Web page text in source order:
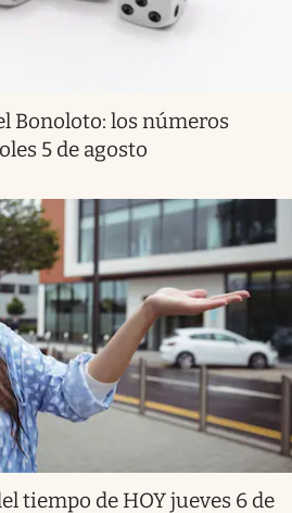
Bonoloto: los números
5 de agosto
tiempo de HOY jueves 6 de